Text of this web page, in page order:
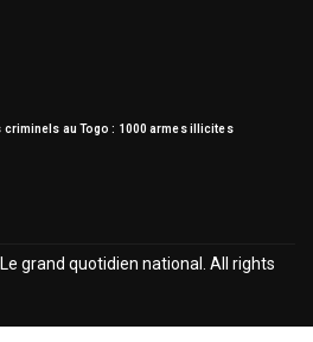
au Togo : 1000 armes illicites
grand quotidien national. All rights